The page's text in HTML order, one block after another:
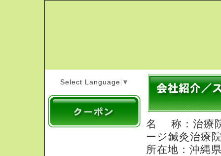
Select Language ▼
名 称：治療
ージ鍼灸治療
所在地：沖縄